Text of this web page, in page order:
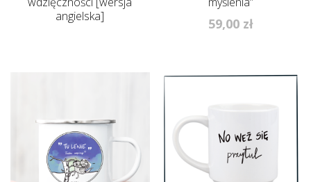
angielska]
59,00 zł